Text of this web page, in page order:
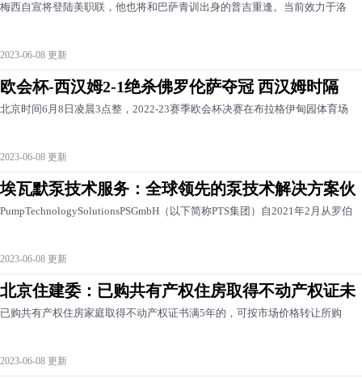
梅西自宣将登陆美职联，他也将和巴萨青训出身的普吉重逢。当前效力于洛
2023-06-08 更新
欧会杯-西汉姆2-1绝杀佛罗伦萨夺冠 西汉姆时隔
北京时间6月8日凌晨3点整，2022-23赛季欧会杯决赛在布拉格伊甸园体育场
2023-06-08 更新
埃瓦默泵技术服务：全球领先的泵技术解决方案伙
PumpTechnologySolutionsPSGmbH（以下简称PTS集团）自2021年2月从罗伯
2023-06-08 更新
北京住建委：已购共有产权住房取得不动产权证未
已购共有产权住房家庭取得不动产权证书满5年的，可按市场价格转让所购
2023-06-08 更新